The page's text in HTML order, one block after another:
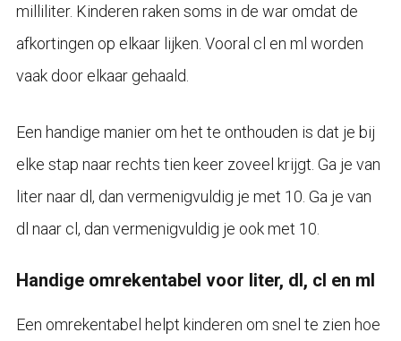
milliliter. Kinderen raken soms in de war omdat de
afkortingen op elkaar lijken. Vooral cl en ml worden
vaak door elkaar gehaald.
Een handige manier om het te onthouden is dat je bij
elke stap naar rechts tien keer zoveel krijgt. Ga je van
liter naar dl, dan vermenigvuldig je met 10. Ga je van
dl naar cl, dan vermenigvuldig je ook met 10.
Handige omrekentabel voor liter, dl, cl en ml
Een omrekentabel helpt kinderen om snel te zien hoe